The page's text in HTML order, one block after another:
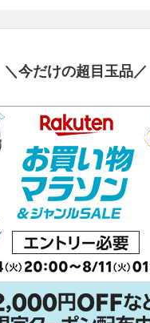
＼今だけの超目玉品／